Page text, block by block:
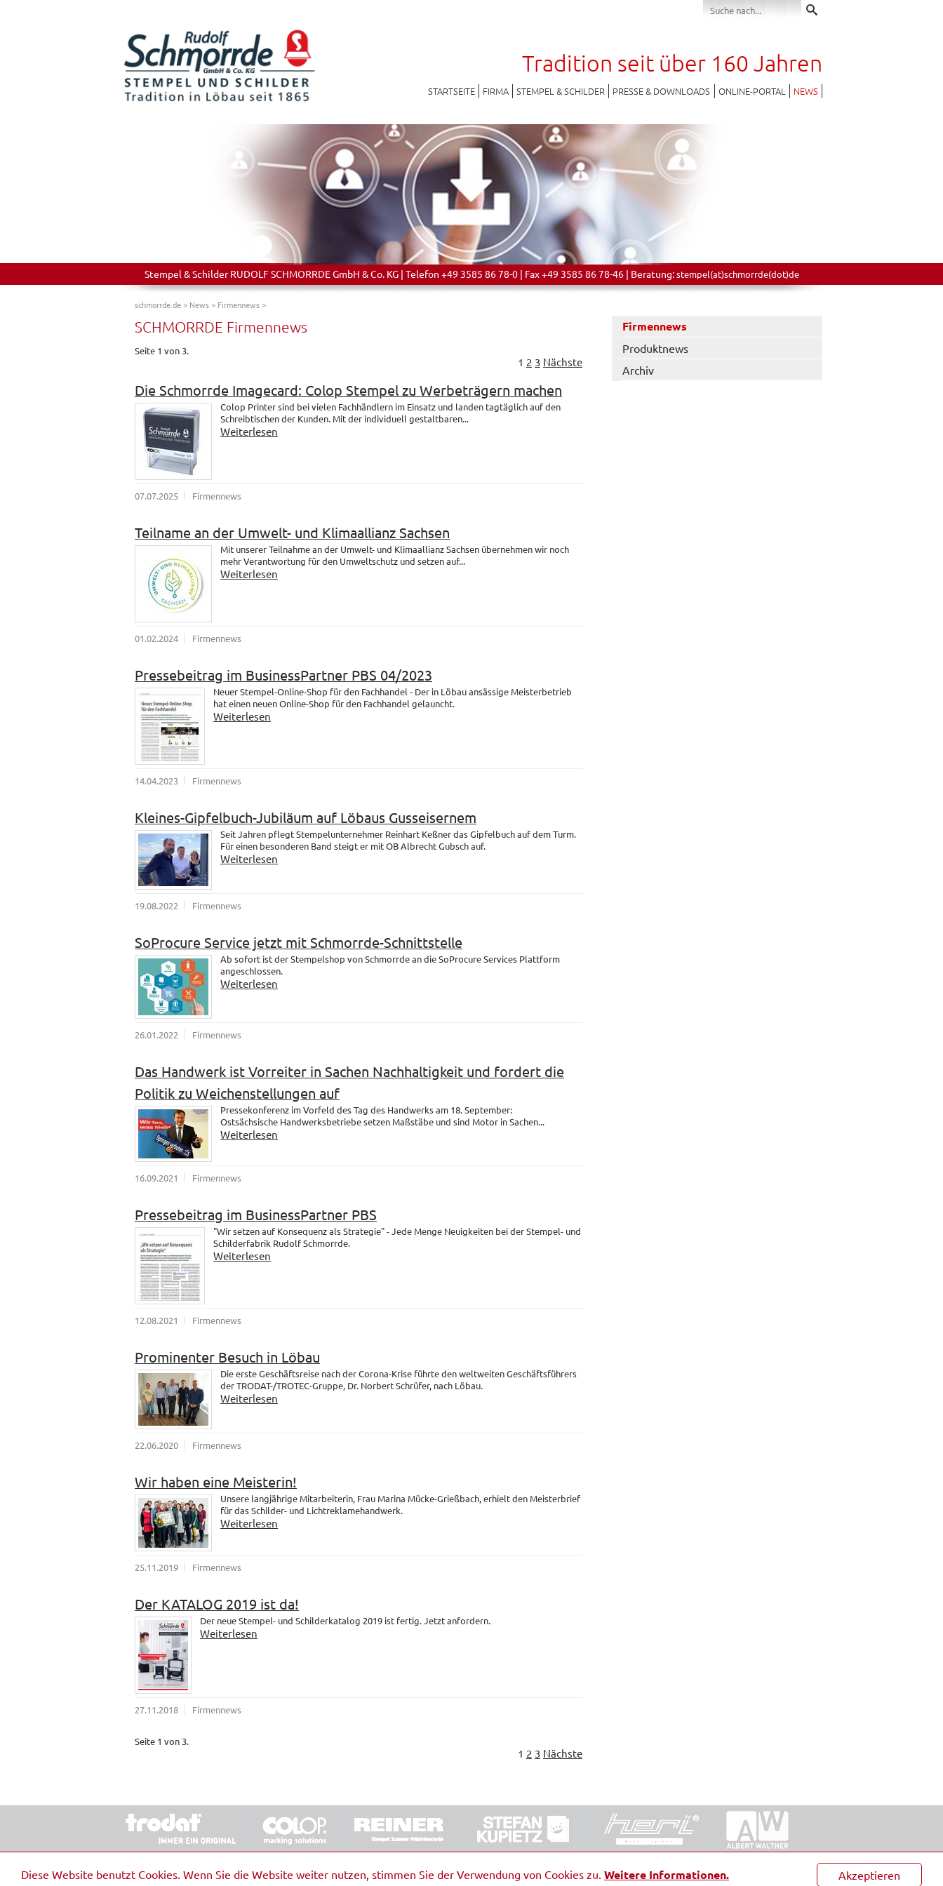
Akzeptieren
Diese Website benutzt Cookies. Wenn Sie die Website weiter nutzen, stimmen Sie der Verwendung von Cookies zu. Weitere Informationen.
Tradition seit über 160 Jahren
STARTSEITE FIRMA STEMPEL & SCHILDER PRESSE & DOWNLOADS ONLINE-PORTAL NEWS
Stempel & Schilder RUDOLF SCHMORRDE GmbH & Co. KG | Telefon +49 3585 86 78-0 | Fax +49 3585 86 78-46 | Beratung:stempel(at)schmorrde(dot)de
schmorrde.de> News> Firmennews>
SCHMORRDE Firmennews
Seite 1 von 3.
1 2 3 Nächste
Die Schmorrde Imagecard: Colop Stempel zu Werbeträgern machen
Colop Printer sind bei vielen Fachhändlern im Einsatz und landen tagtäglich auf den
Schreibtischen der Kunden. Mit der individuell gestaltbaren...
Weiterlesen
07.07.2025 Firmennews
Teilname an der Umwelt- und Klimaallianz Sachsen
Mit unserer Teilnahme an der Umwelt- und Klimaallianz Sachsen übernehmen wir noch
mehr Verantwortung für den Umweltschutz und setzen auf...
Weiterlesen
01.02.2024 Firmennews
Pressebeitrag im BusinessPartner PBS 04/2023
Neuer Stempel-Online-Shop für den Fachhandel - Der in Löbau ansässige Meisterbetrieb
hat einen neuen Online-Shop für den Fachhandel gelauncht.
Weiterlesen
14.04.2023 Firmennews
Kleines-Gipfelbuch-Jubiläum auf Löbaus Gusseisernem
Seit Jahren pflegt Stempelunternehmer Reinhart Keßner das Gipfelbuch auf dem Turm.
Für einen besonderen Band steigt er mit OB Albrecht Gubsch auf.
Weiterlesen
19.08.2022 Firmennews
SoProcure Service jetzt mit Schmorrde-Schnittstelle
Ab sofort ist der Stempelshop von Schmorrde an die SoProcure Services Plattform
angeschlossen.
Weiterlesen
26.01.2022 Firmennews
Das Handwerk ist Vorreiter in Sachen Nachhaltigkeit und fordert die
Politik zu Weichenstellungen auf
Pressekonferenz im Vorfeld des Tag des Handwerks am 18. September:
Ostsächsische Handwerksbetriebe setzen Maßstäbe und sind Motor in Sachen...
Weiterlesen
16.09.2021 Firmennews
Pressebeitrag im BusinessPartner PBS
"Wir setzen auf Konsequenz als Strategie" - Jede Menge Neuigkeiten bei der Stempel- und
Schilderfabrik Rudolf Schmorrde.
Weiterlesen
12.08.2021 Firmennews
Prominenter Besuch in Löbau
Die erste Geschäftsreise nach der Corona-Krise führte den weltweiten Geschäftsführers
der TRODAT-/TROTEC-Gruppe, Dr. Norbert Schrüfer, nach Löbau.
Weiterlesen
22.06.2020 Firmennews
Wir haben eine Meisterin!
Unsere langjährige Mitarbeiterin, Frau Marina Mücke-Grießbach, erhielt den Meisterbrief
für das Schilder- und Lichtreklamehandwerk.
Weiterlesen
25.11.2019 Firmennews
Der KATALOG 2019 ist da!
Der neue Stempel- und Schilderkatalog 2019 ist fertig. Jetzt anfordern.
Weiterlesen
27.11.2018 Firmennews
Seite 1 von 3.
1 2 3 Nächste
Firmennews
Produktnews
Archiv
© 2026 Stempel & Schilder RUDOLF SCHMORRDE GmbH & Co. KG Impressum Barrierefreiheit Kontakt Datenschutz